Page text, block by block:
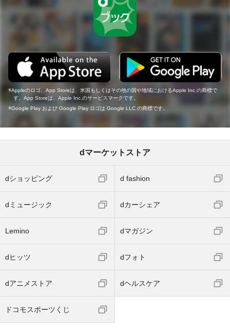
Appleのロゴ、App Storeは、米国もしくはその他の国や地域におけるApple Inc.の商標で
す。App Storeは、Apple Inc.のサービスマークです。
Google Play および Google Play ロゴは Google LLC の商標です。
dマーケットストア
dショッピング d fashion
dミュージック dカーシェア
Lemino dマガジン
dヒッツ dフォト
dアニメストア dヘルスケア
ドコモスポーツくじ